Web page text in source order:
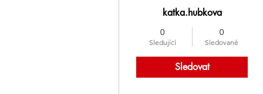
katka.hubkova
0
Sledující
0
Sledované
Sledovat